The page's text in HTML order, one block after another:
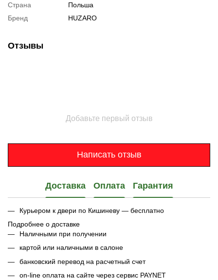
Страна
Польша
Бренд
HUZARO
Отзывы
Добавьте первый отзыв
Написать отзыв
Доставка Оплата Гарантия
Курьером к двери по Кишиневу — бесплатно
Подробнее о доставке
Наличными при получении
картой или наличными в салоне
банковский перевод на расчетный счет
on-line оплата на сайте через сервис PAYNET